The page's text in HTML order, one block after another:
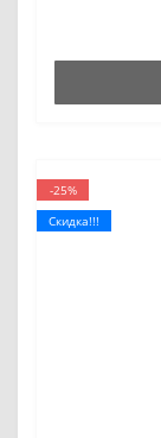
-25%
Скидка!!!